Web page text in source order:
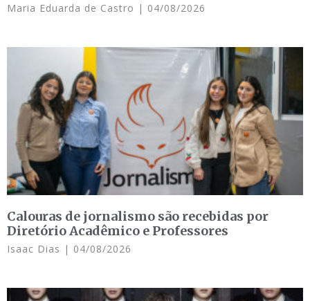
Maria Eduarda de Castro 04/08/2026
Calouras de jornalismo são recebidas por
Diretório Acadêmico e Professores
Isaac Dias 04/08/2026